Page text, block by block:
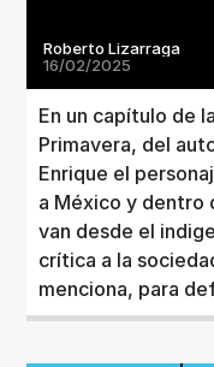
Roberto Lizarraga
16/02/2025
En un capítulo de
Primavera, del
Enrique el
a México y dentro
van desde el
crítica a la
menciona, para